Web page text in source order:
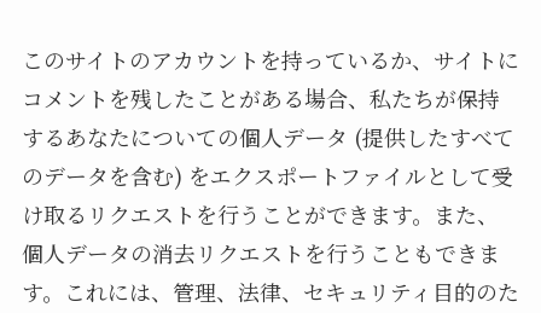
このサイトのアカウントを持っているか、サイトに
コメントを残したことがある場合、私たちが保持
するあなたについての個人データ (提供したすべて
のデータを含む) をエクスポートファイルとして受
け取るリクエストを行うことができます。また、
個人データの消去リクエストを行うこともできま
す。これには、管理、法律、セキュリティ目的のた